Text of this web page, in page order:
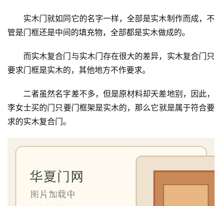
实木门就如同它的名字一样，全部是实木制作而成，不
管是门框还是中间的填充物，全部都是实木做成的。
而实木复合门与实木门存在很大的差异，实木复合门只
要求门框是实木的，其他地方不作要求。
二者虽然名字差不多，但是原材料却天差地别，因此，
李女士买的门只要门框架是实木的，那么它就是属于符合要
求的实木复合门。